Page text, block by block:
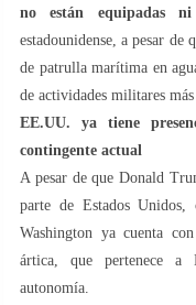
no están equipadas ni
estadounidense, a pesar de
de patrulla marítima en
de actividades militares
EE.UU. ya tiene
contingente actual
A pesar de que Donald
parte de Estados Unidos,
Washington ya cuenta
ártica, que pertenece a
autonomía.